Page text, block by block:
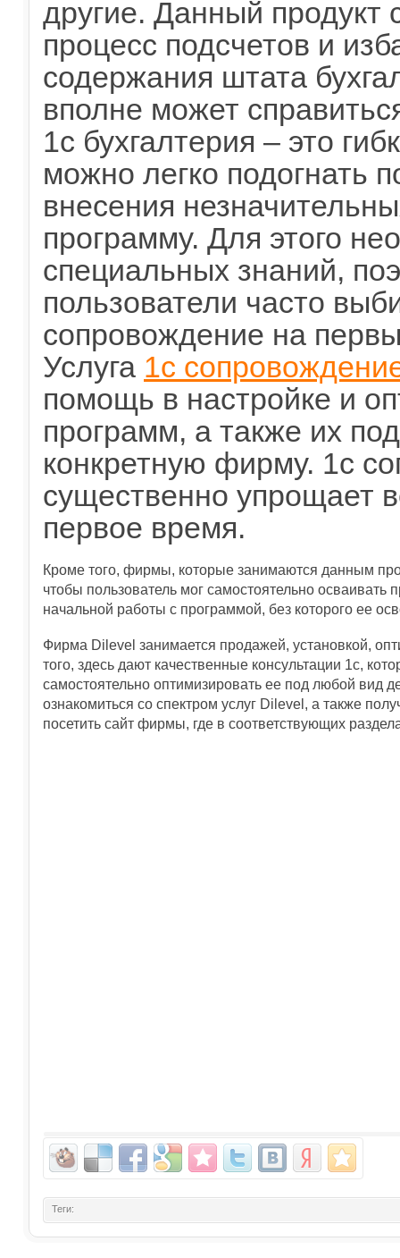
другие. Данный продукт
процесс подсчетов и
содержания штата
вполне может
1с бухгалтерия – это
можно легко подогнать
внесения
программу. Для этого
специальных знаний,
пользователи часто
сопровождение на
Услуга 1с
помощь в настройке и
программ, а также их
конкретную фирму. 1с
существенно упрощает
первое время.
Кроме того, фирмы, которые занимаются данным
чтобы пользователь мог самостоятельно осваивать
начальной работы с программой, без которого ее
Фирма Dilevel занимается продажей, установкой,
того, здесь дают качественные консультации 1с,
самостоятельно оптимизировать ее под любой вид
ознакомиться со спектром услуг Dilevel, а также
посетить сайт фирмы, где в соответствующих
Теги: